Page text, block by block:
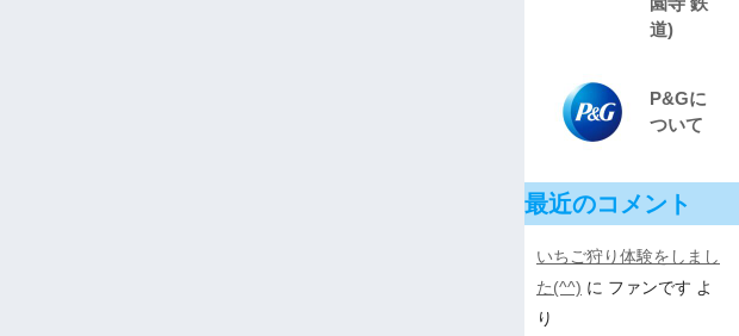
道)
P&Gに
ついて
最近のコメント
いちご狩り体験をしまし
た(^^) に ファンです よ
り